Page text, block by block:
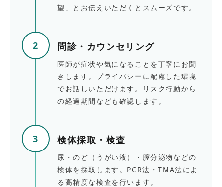
望」とお伝えいただくとスムーズです。
2 問診・カウンセリング
医師が症状や気になることを丁寧にお聞
きします。プライバシーに配慮した環境
でお話しいただけます。リスク行動から
の経過期間なども確認します。
3 検体採取・検査
尿・のど（うがい液）・膣分泌物などの
検体を採取します。PCR法・TMA法によ
る高精度な検査を行います。